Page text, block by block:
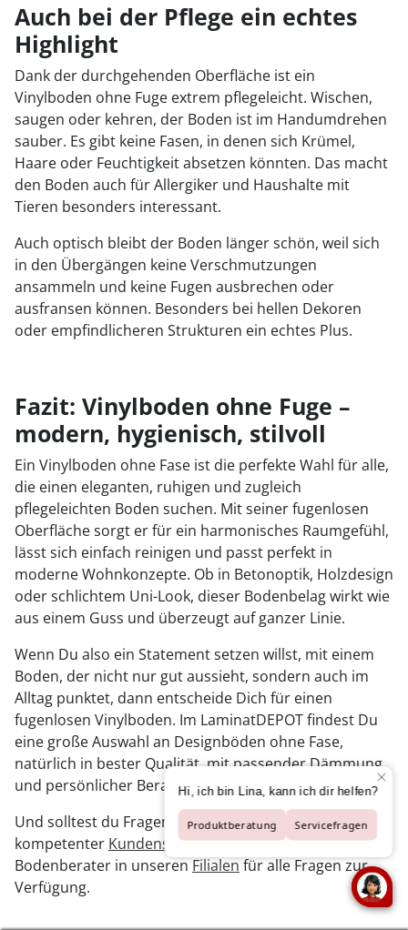
Auch bei der Pflege ein echtes
Highlight
Dank der durchgehenden Oberfläche ist ein
Vinylboden ohne Fuge extrem pflegeleicht. Wischen,
saugen oder kehren, der Boden ist im Handumdrehen
sauber. Es gibt keine Fasen, in denen sich Krümel,
Haare oder Feuchtigkeit absetzen könnten. Das macht
den Boden auch für Allergiker und Haushalte mit
Tieren besonders interessant.
Auch optisch bleibt der Boden länger schön, weil sich
in den Übergängen keine Verschmutzungen
ansammeln und keine Fugen ausbrechen oder
ausfransen können. Besonders bei hellen Dekoren
oder empfindlicheren Strukturen ein echtes Plus.
Fazit: Vinylboden ohne Fuge –
modern, hygienisch, stilvoll
Ein Vinylboden ohne Fase ist die perfekte Wahl für alle,
die einen eleganten, ruhigen und zugleich
pflegeleichten Boden suchen. Mit seiner fugenlosen
Oberfläche sorgt er für ein harmonisches Raumgefühl,
lässt sich einfach reinigen und passt perfekt in
moderne Wohnkonzepte. Ob in Betonoptik, Holzdesign
oder schlichtem Uni-Look, dieser Bodenbelag wirkt wie
aus einem Guss und überzeugt auf ganzer Linie.
Wenn Du also ein Statement setzen willst, mit einem
Boden, der nicht nur gut aussieht, sondern auch im
Alltag punktet, dann entscheide Dich für einen
fugenlosen Vinylboden. Im LaminatDEPOT findest Du
eine große Auswahl an Designböden ohne Fase,
natürlich in bester Qualität, mit passender Dämmung
und persönlicher Beratung inklusive.
Und solltest du Fragen haben, steht dir unser
kompetenter Kundenserviceoder unsere
Bodenberater in unseren Filialen für alle Fragen zur
Verfügung.